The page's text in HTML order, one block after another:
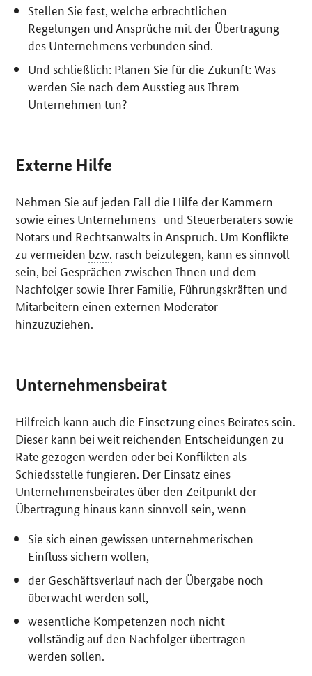
Stellen Sie fest, welche erbrechtlichen
Regelungen und Ansprüche mit der Übertragung
des Unternehmens verbunden sind.
Und schließlich: Planen Sie für die Zukunft: Was
werden Sie nach dem Ausstieg aus Ihrem
Unternehmen tun?
Externe Hilfe
Nehmen Sie auf jeden Fall die Hilfe der Kammern
sowie eines Unternehmens- und Steuerberaters sowie
Notars und Rechtsanwalts in Anspruch. Um Konflikte
zu vermeiden bzw. rasch beizulegen, kann es sinnvoll
sein, bei Gesprächen zwischen Ihnen und dem
Nachfolger sowie Ihrer Familie, Führungskräften und
Mitarbeitern einen externen Moderator
hinzuzuziehen.
Unternehmensbeirat
Hilfreich kann auch die Einsetzung eines Beirates sein.
Dieser kann bei weit reichenden Entscheidungen zu
Rate gezogen werden oder bei Konflikten als
Schiedsstelle fungieren. Der Einsatz eines
Unternehmensbeirates über den Zeitpunkt der
Übertragung hinaus kann sinnvoll sein, wenn
Sie sich einen gewissen unternehmerischen
Einfluss sichern wollen,
der Geschäftsverlauf nach der Übergabe noch
überwacht werden soll,
wesentliche Kompetenzen noch nicht
vollständig auf den Nachfolger übertragen
werden sollen.